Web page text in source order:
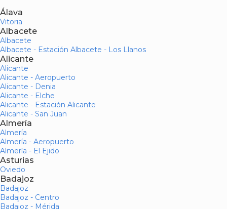
Álava
Vitoria
Albacete
Albacete
Albacete - Estación Albacete - Los Llanos
Alicante
Alicante
Alicante - Aeropuerto
Alicante - Denia
Alicante - Elche
Alicante - Estación Alicante
Alicante - San Juan
Almería
Almería
Almería - Aeropuerto
Almería - El Ejido
Asturias
Oviedo
Badajoz
Badajoz
Badajoz - Centro
Badajoz - Mérida